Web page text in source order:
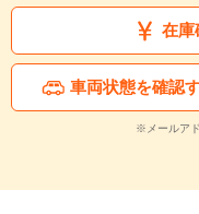
在庫
車両状態を確認
※メールア